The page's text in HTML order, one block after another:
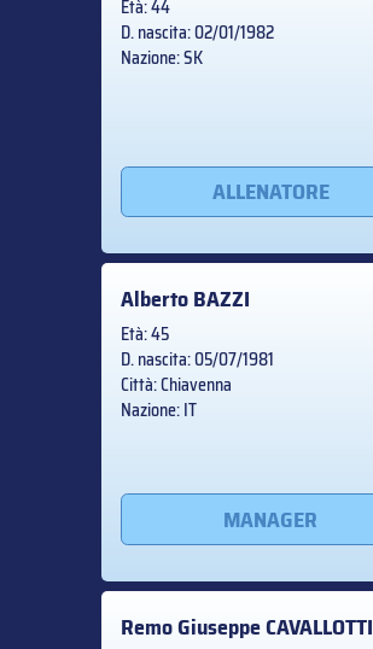
Età: 44
D. nascita: 02/01/1982
Nazione: SK
ALLENATORE
AlbertoBAZZI
Età: 45
D. nascita: 05/07/1981
Città: Chiavenna
Nazione: IT
MANAGER
Remo GiuseppeCAVALLOTTI